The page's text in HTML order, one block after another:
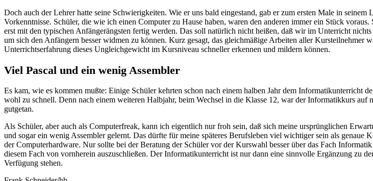
Doch auch der Lehrer hatte seine Schwierigkeiten. Wie er uns bald eingestand, gab er zum ersten Male in
Vorkenntnisse. Schüler, die wie ich einen Computer zu Hause haben, waren den anderen immer ein Stück
erst mit den typischen Anfängerängsten fertig werden. Das soll natürlich nicht heißen, daß wir im Unterricht
um sich den Anfängern besser widmen zu können. Kurz gesagt, das gleichmäßige Arbeiten aller Kursteilnehmer
Unterrichtserfahrung dieses Ungleichgewicht im Kursniveau schneller erkennen und mildern können.
Viel Pascal und ein wenig Assembler
Es kam, wie es kommen mußte: Einige Schüler kehrten schon nach einem halben Jahr dem
wohl zu schnell. Denn nach einem weiteren Halbjahr, beim Wechsel in die Klasse 12, war der Informatikkurs
gutgetan.
Als Schüler, aber auch als Computerfreak, kann ich eigentlich nur froh sein, daß sich meine ursprünglichen
und sogar ein wenig Assembler gelernt. Das dürfte für meine späteres Berufsleben viel wichtiger sein als genaue
der Computerhardware. Nur sollte bei der Beratung der Schüler vor der Kurswahl besser über das Fach
diesem Fach von vornherein auszuschließen. Der Informatikunterricht ist nur dann eine sinnvolle Ergänzung zu
Verfügung stehen.